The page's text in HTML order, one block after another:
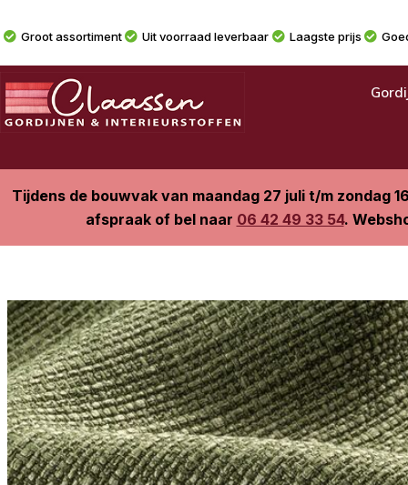
Groot assortiment Uit voorraad leverbaar Laagste prijs
Tijdens de bouwvak van maandag 27 juli t/m zondag
afspraak of bel naar 06 42 49 33 54.